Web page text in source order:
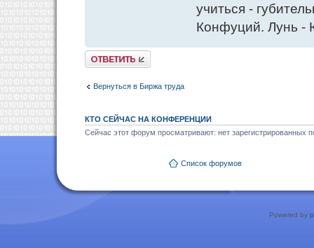
учиться -
Конфуций. Лунь -
Ответить
Вернуться в Биржа труда
КТО СЕЙЧАС НА КОНФЕРЕНЦИИ
Сейчас этот форум просматривают: нет зарегистрированных
Список форумов
Powered by